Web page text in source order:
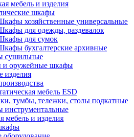
мебель и изделия
шкафы
хозяйственные универсальные
для одежды, раздевалок
для сумок
бухгалтерские архивные
сушильные
и оружейные шкафы
изделия
мебель ESD
тумбы, тележки, столы подкатные
мебель и изделия